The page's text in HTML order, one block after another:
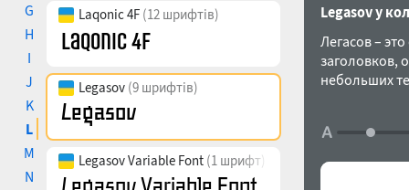
G
H
I
J
K
L
M
N
Laqonic 4F (12 шрифтів)
Legasov (9 шрифтів)
Legasov Variable Font (1 шрифт)
Legasov у
Легасов –
заголовков,
небольших
Ткачев в